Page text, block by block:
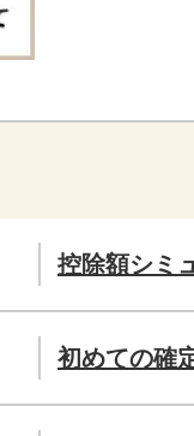
控除額シミ
初めての確